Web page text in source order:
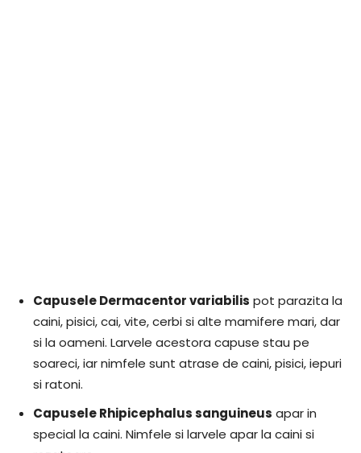
Capusele Dermacentor variabilis pot parazita la
caini, pisici, cai, vite, cerbi si alte mamifere mari, dar
si la oameni. Larvele acestora capuse stau pe
soareci, iar nimfele sunt atrase de caini, pisici, iepuri
si ratoni.
Capusele Rhipicephalus sanguineus apar in
special la caini. Nimfele si larvele apar la caini si